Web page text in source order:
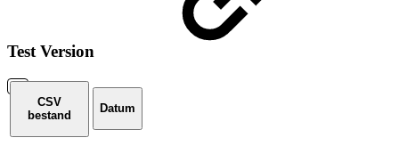
Test Version
CSV
bestand
Datum